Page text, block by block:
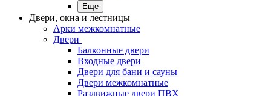
Еще
Двери, окна и лестницы
Арки межкомнатные
Двери
Балконные двери
Входные двери
Двери для бани и сауны
Двери межкомнатные
Раздвижные двери ПВХ